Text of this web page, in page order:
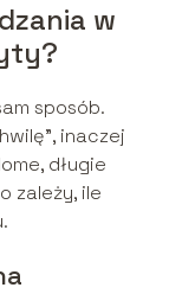
w
sposób.
inaczej
długie
zależy, ile